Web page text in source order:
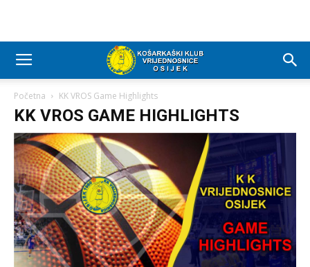
Početna KK VROS Game Highlights
KK VROS GAME HIGHLIGHTS